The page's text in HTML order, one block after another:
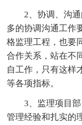
2、协调、沟
多的协调沟通工作
格监理工程，也要
合作关系，站在不
自工作，只有这样
等各项指标。
3、监理项目
管理经验和扎实的